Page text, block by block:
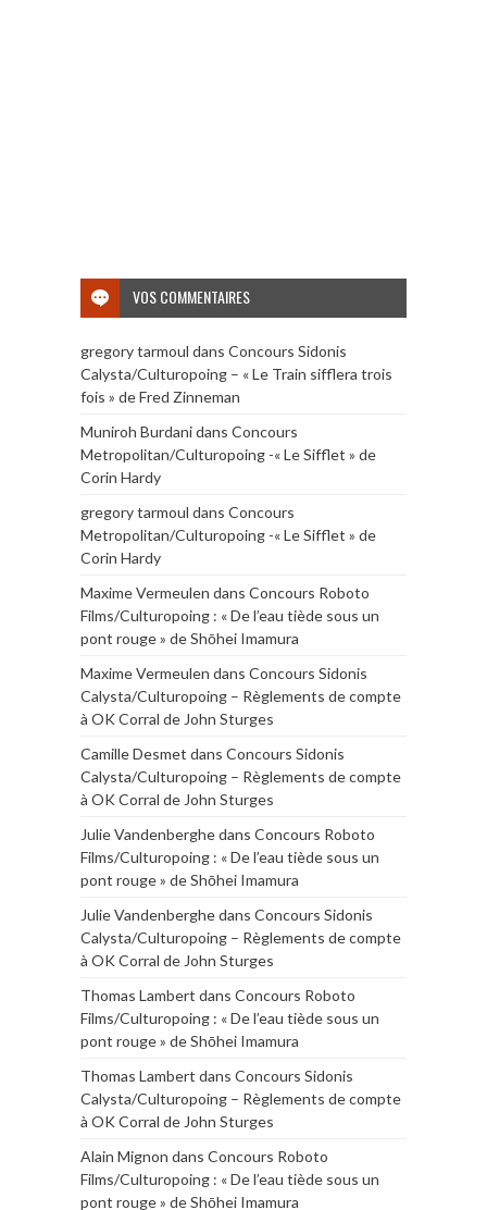
VOS COMMENTAIRES
gregory tarmoul dans Concours Sidonis
Calysta/Culturopoing – « Le Train sifflera trois
fois » de Fred Zinneman
Muniroh Burdanidans Concours
Metropolitan/Culturopoing -« Le Sifflet » de
Corin Hardy
gregory tarmoul dans Concours
Metropolitan/Culturopoing -« Le Sifflet » de
Corin Hardy
Maxime Vermeulen dans Concours Roboto
Films/Culturopoing : « De l’eau tiède sous un
pont rouge » de Shōhei Imamura
Maxime Vermeulen dans Concours Sidonis
Calysta/Culturopoing – Règlements de compte
à OK Corral de John Sturges
Camille Desmet dans Concours Sidonis
Calysta/Culturopoing – Règlements de compte
à OK Corral de John Sturges
Julie Vandenberghedans Concours Roboto
Films/Culturopoing : « De l’eau tiède sous un
pont rouge » de Shōhei Imamura
Julie Vandenberghedans Concours Sidonis
Calysta/Culturopoing – Règlements de compte
à OK Corral de John Sturges
Thomas Lambert dans Concours Roboto
Films/Culturopoing : « De l’eau tiède sous un
pont rouge » de Shōhei Imamura
Thomas Lambert dans Concours Sidonis
Calysta/Culturopoing – Règlements de compte
à OK Corral de John Sturges
Alain Mignon dans Concours Roboto
Films/Culturopoing : « De l’eau tiède sous un
pont rouge » de Shōhei Imamura